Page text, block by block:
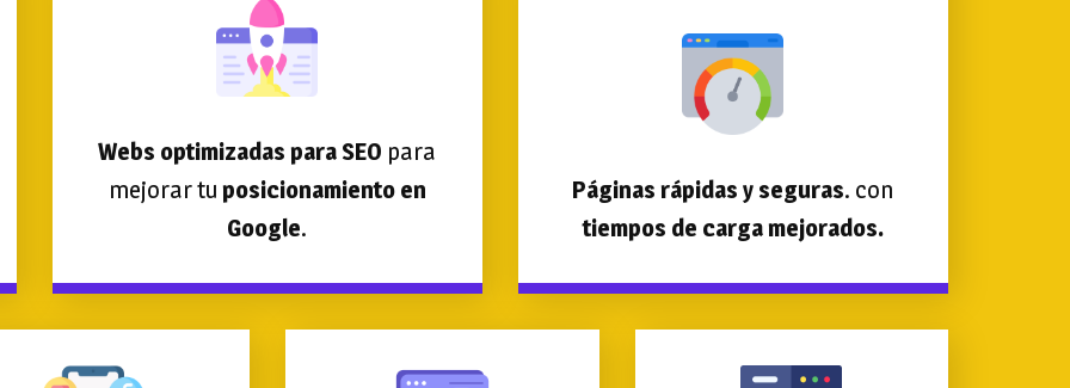
Webs optimizadas para SEO para
mejorar tu posicionamiento en
Google.
Páginas rápidas y seguras. con
tiempos de carga mejorados.